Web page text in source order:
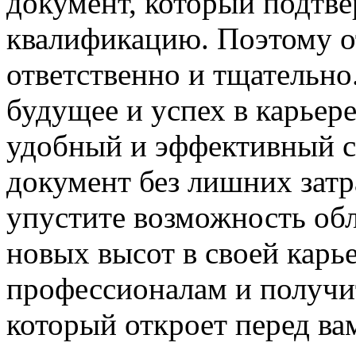
квалификацию. Поэтому
ответственно и
будущее и успех в
удобный и эффективный
документ без лишних
упустите возможность
новых высот в своей
профессионалам и
который откроет перед